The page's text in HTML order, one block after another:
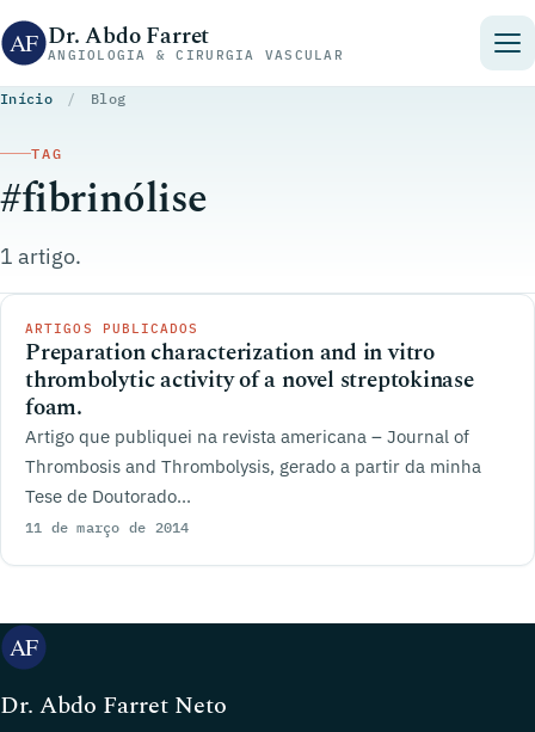
Pular para o conteúdo
Dr. Abdo Farret
ANGIOLOGIA & CIRURGIA VASCULAR
Início / Blog
TAG
#fibrinólise
1 artigo.
ARTIGOS PUBLICADOS
Preparation characterization and in vitro
thrombolytic activity of a novel streptokinase
foam.
Artigo que publiquei na revista americana – Journal of
Thrombosis and Thrombolysis, gerado a partir da minha
Tese de Doutorado...
11 de março de 2014
Dr. Abdo Farret Neto